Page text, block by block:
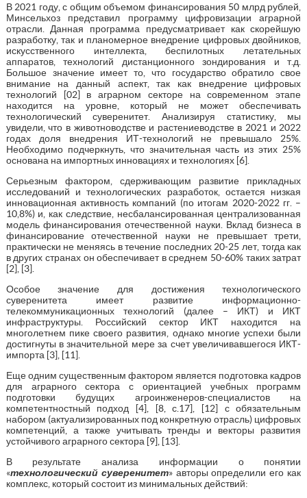
В 2021 году, с общим объемом финансирования 50 млрд рублей,
Минсельхоз представил программу цифровизации аграрной
отрасли. Данная программа предусматривает как скорейшую
разработку, так и планомерное внедрение цифровых двойников,
искусственного интеллекта, беспилотных летательных
аппаратов, технологий дистанционного зондирования и т.д.
Большое значение имеет то, что государство обратило свое
внимание на данный аспект, так как внедрение цифровых
технологий [02] в аграрном секторе на современном этапе
находится на уровне, который не может обеспечивать
технологический суверенитет. Анализируя статистику, мы
увидели, что в животноводстве и растениеводстве в 2021 и 2022
годах доля внедрения ИТ-технологий не превышало 25%.
Необходимо подчеркнуть, что значительная часть из этих 25%
основана на импортных инновациях и технологиях [6].
Серьезным фактором, сдерживающим развитие прикладных
исследований и технологических разработок, остается низкая
инновационная активность компаний (по итогам 2020-2022 гг. –
10,8%) и, как следствие, несбалансированная централизованная
модель финансирования отечественной науки. Вклад бизнеса в
финансирование отечественной науки не превышает трети,
практически не меняясь в течение последних 20-25 лет, тогда как
в других странах он обеспечивает в среднем 50-60% таких затрат
[2], [3].
Особое значение для достижения технологического
суверенитета имеет развитие информационно-
телекоммуникационных технологий (далее – ИКТ) и ИКТ
инфраструктуры. Российский сектор ИКТ находится на
многолетнем пике своего развития, однако многие успехи были
достигнуты в значительной мере за счет увеличивавшегося ИКТ-
импорта [3], [11].
Еще одним существенным фактором является подготовка кадров
для аграрного сектора с ориентацией учебных программ
подготовки будущих агроинженеров-специалистов на
компетентностный подход [4], [8, с.17], [12] с обязательным
набором (актуализированных под конкретную отрасль) цифровых
компетенций, а также учитывать тренды и векторы развития
устойчивого аграрного сектора [9], [13].
В результате анализа информации о понятии
«технологический суверенитет» авторы определили его как
комплекс, который состоит из минимальных действий: